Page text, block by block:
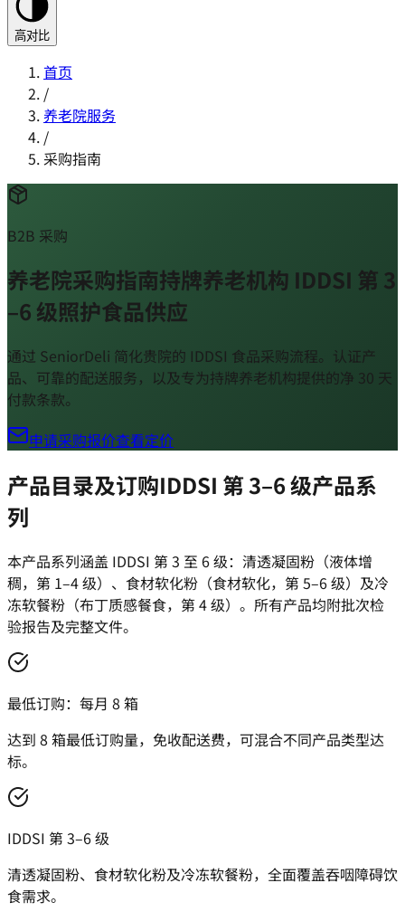
高对比
首页
/
养老院服务
/
采购指南
B2B 采购
养老院采购指南持牌养老机构 IDDSI 第 3
–6 级照护食品供应
通过 SeniorDeli 简化贵院的 IDDSI 食品采购流程。认证产
品、可靠的配送服务，以及专为持牌养老机构提供的净 30 天
付款条款。
申请采购报价查看定价
产品目录及订购IDDSI 第 3–6 级产品系
列
本产品系列涵盖 IDDSI 第 3 至 6 级：清透凝固粉（液体增
稠，第 1–4 级）、食材软化粉（食材软化，第 5–6 级）及冷
冻软餐粉（布丁质感餐食，第 4 级）。所有产品均附批次检
验报告及完整文件。
最低订购：每月 8 箱
达到 8 箱最低订购量，免收配送费，可混合不同产品类型达
标。
IDDSI 第 3–6 级
清透凝固粉、食材软化粉及冷冻软餐粉，全面覆盖吞咽障碍饮
食需求。